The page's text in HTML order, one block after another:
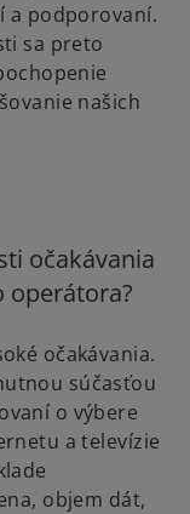
a podporovaní.
sa preto
našich
očakávania
operátora?
očakávania.
súčasťou
o výbere
a televízie
objem dát,